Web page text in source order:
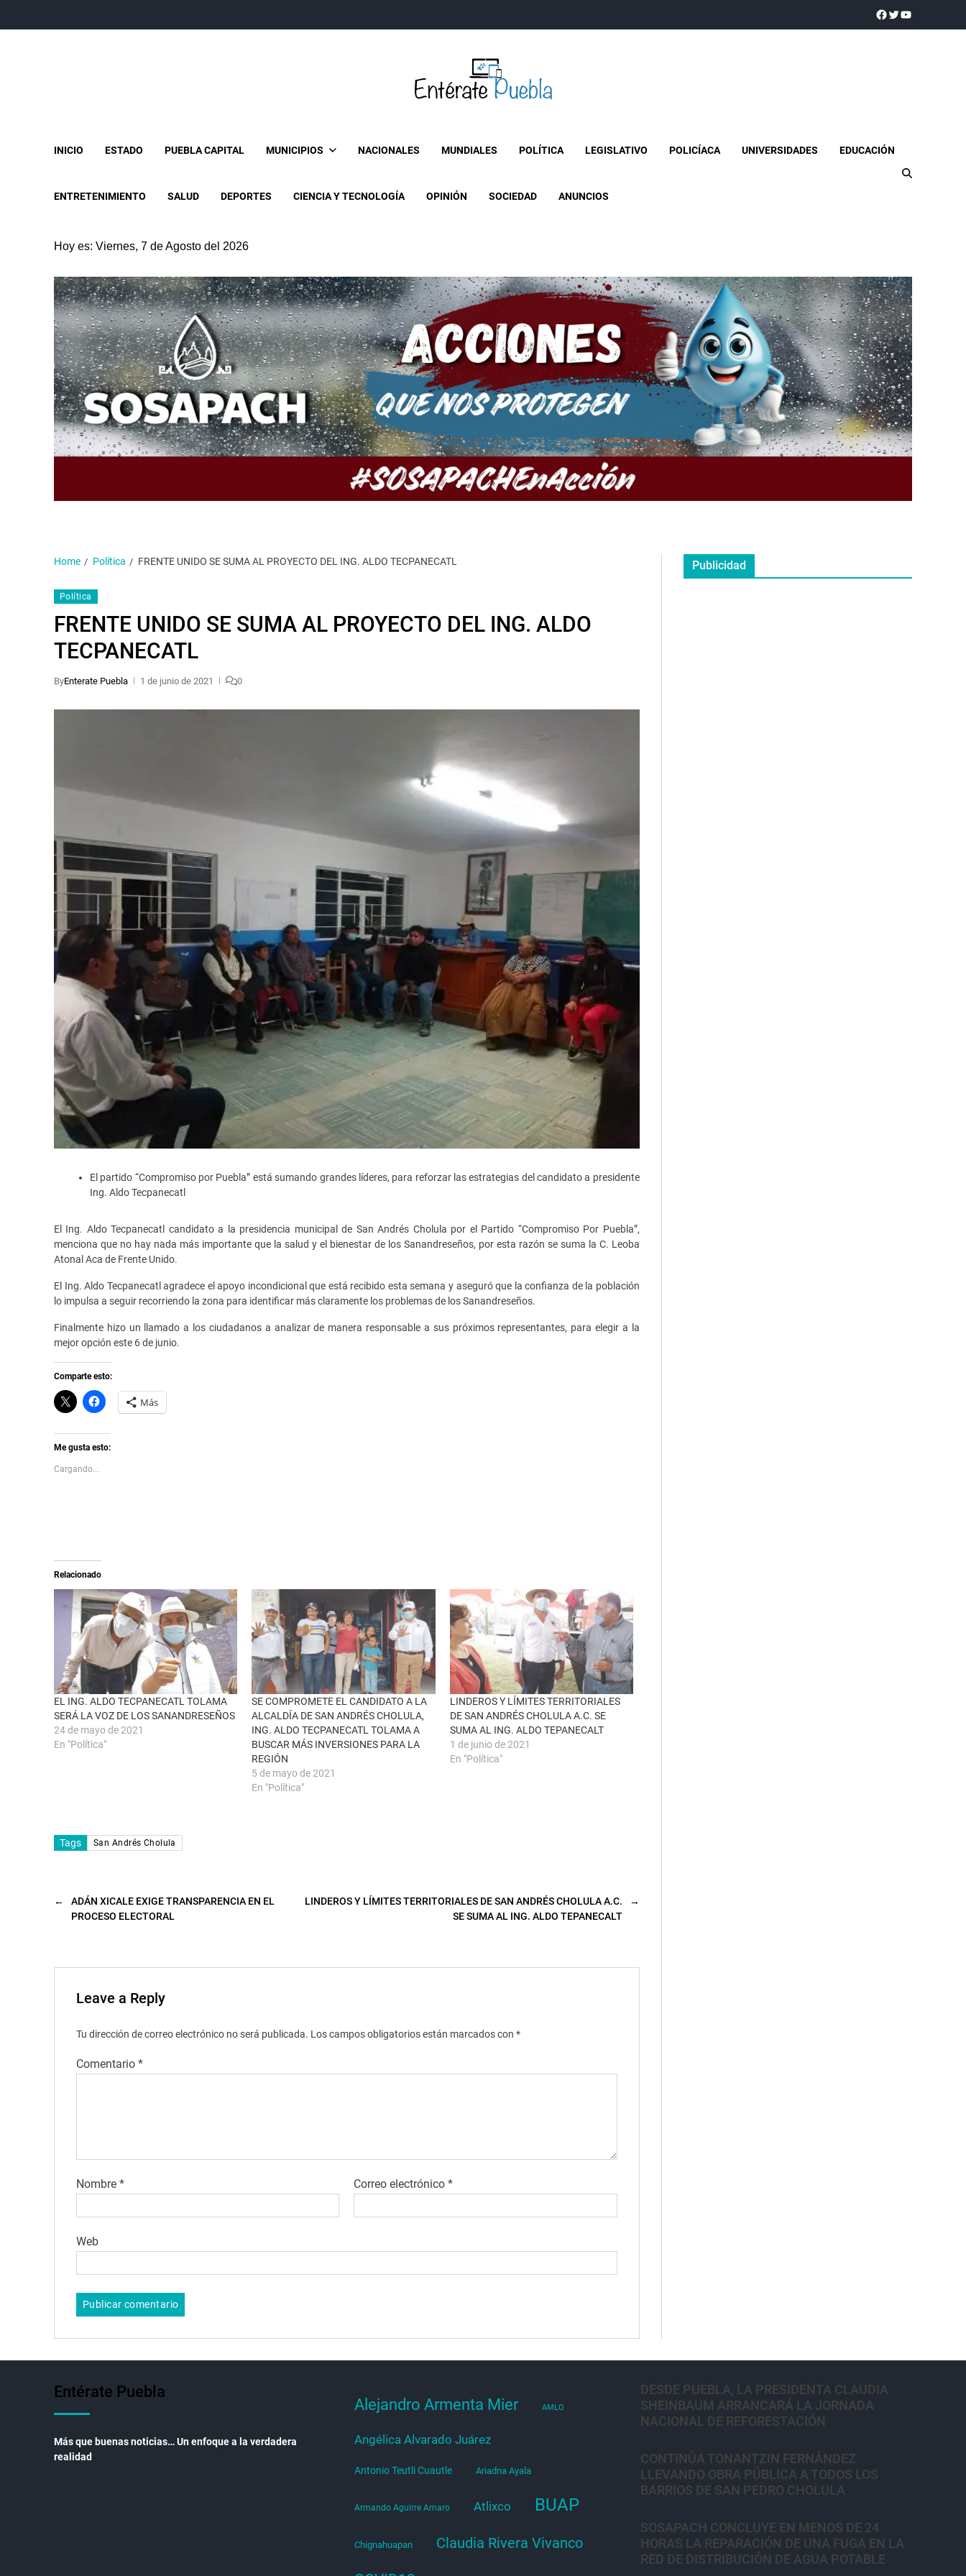
INICIO ESTADO PUEBLA CAPITAL MUNICIPIOS NACIONALES MUNDIALES POLÍTICA LEGISLATIVO POLICÍACA UNIVERSIDADES EDUCACIÓN
ENTRETENIMIENTO SALUD DEPORTES CIENCIA Y TECNOLOGÍA OPINIÓN SOCIEDAD ANUNCIOS
Hoy es: Viernes, 7 de Agosto del 2026
Home Política FRENTE UNIDO SE SUMA AL PROYECTO DEL ING. ALDO TECPANECATL
Política
FRENTE UNIDO SE SUMA AL PROYECTO DEL ING. ALDO
TECPANECATL
ByEnterate Puebla 1 de junio de 2021 0
El partido “Compromiso por Puebla” está sumando grandes líderes, para reforzar las estrategias del candidato a presidente
Ing. Aldo Tecpanecatl
El Ing. Aldo Tecpanecatl candidato a la presidencia municipal de San Andrés Cholula por el Partido “Compromiso Por Puebla”,
menciona que no hay nada más importante que la salud y el bienestar de los Sanandreseños, por esta razón se suma la C. Leoba
Atonal Aca de Frente Unido.
El Ing. Aldo Tecpanecatl agradece el apoyo incondicional que está recibido esta semana y aseguró que la confianza de la población
lo impulsa a seguir recorriendo la zona para identificar más claramente los problemas de los Sanandreseños.
Finalmente hizo un llamado a los ciudadanos a analizar de manera responsable a sus próximos representantes, para elegir a la
mejor opción este 6 de junio.
Comparte esto:
C
l
k
t
o
s
h
e
a
b
r
e
e
n
n
a
v
e
n
t
a
n
a
n
u
e
v
H
a
l
i
t
r
e
n
F
a
c
e
k
e
a
b
r
e
e
n
a
a
)
Más
Me gusta esto:
Cargando...
Relacionado
EL ING. ALDO TECPANECATL TOLAMA
SERÁ LA VOZ DE LOS SANANDRESEÑOS
24 de mayo de 2021
En "Política"
SE COMPROMETE EL CANDIDATO A LA
ALCALDÍA DE SAN ANDRÉS CHOLULA,
ING. ALDO TECPANECATL TOLAMA A
BUSCAR MÁS INVERSIONES PARA LA
REGIÓN
5 de mayo de 2021
En "Política"
LINDEROS Y LÍMITES TERRITORIALES
DE SAN ANDRÉS CHOLULA A.C. SE
SUMA AL ING. ALDO TEPANECALT
1 de junio de 2021
En "Política"
Tags San Andrés Cholula
←
ADÁN XICALE EXIGE TRANSPARENCIA EN EL
PROCESO ELECTORAL
→
LINDEROS Y LÍMITES TERRITORIALES DE SAN ANDRÉS CHOLULA A.C.
SE SUMA AL ING. ALDO TEPANECALT
Leave a Reply
Tu dirección de correo electrónico no será publicada. Los campos obligatorios están marcados con *
Comentario *
Nombre * Correo electrónico*
Web
Publicidad
Entérate Puebla
Más que buenas noticias… Un enfoque a la verdadera
realidad
Alejandro Armenta Mier AMLO
Angélica Alvarado Juárez
Antonio Teutli Cuautle Ariadna Ayala
Armando Aguirre Amaro Atlixco BUAP
Chignahuapan Claudia Rivera Vivanco
DESDE PUEBLA, LA PRESIDENTA CLAUDIA
SHEINBAUM ARRANCARÁ LA JORNADA
NACIONAL DE REFORESTACIÓN
CONTINÚA TONANTZIN FERNÁNDEZ
LLEVANDO OBRA PÚBLICA A TODOS LOS
BARRIOS DE SAN PEDRO CHOLULA
SOSAPACH CONCLUYE EN MENOS DE 24
HORAS LA REPARACIÓN DE UNA FUGA EN LA
RED DE DISTRIBUCIÓN DE AGUA POTABLE